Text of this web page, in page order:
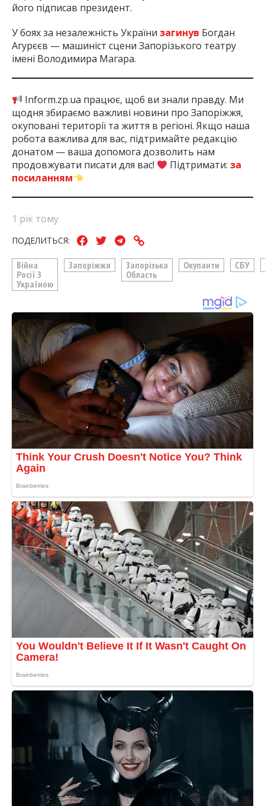
його підписав президент.
У боях за незалежність України загинув Богдан
Агурєєв — машиніст сцени Запорізького театру
імені Володимира Магара.
Inform.zp.ua працює, щоб ви знали правду. Ми
щодня збираємо важливі новини про Запоріжжя,
окуповані території та життя в регіоні. Якщо наша
робота важлива для вас, підтримайте редакцію
донатом — ваша допомога дозволить нам
продовжувати писати для вас!
Підтримати: за
посиланням
1 рік тому
ПОДЕЛИТЬСЯ:
Війна
Росії З
Україною
Запоріжжя
Запорізька
Область
Окупанти СБУ